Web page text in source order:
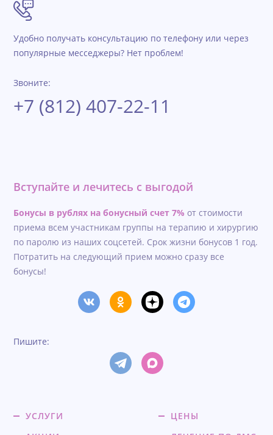
Удобно получать консультацию по телефону или через
популярные месседжеры? Нет проблем!
Звоните:
+7 (812) 407-22-11
Вступайте и лечитесь с выгодой
Бонусы в рублях на бонусный счет 7% от стоимости
приема всем участникам группы на терапию и хирургию
по паролю из наших соцсетей. Срок жизни бонусов 1 год.
Потратить на следующий прием можно сразу все
бонусы!
Пишите:
УСЛУГИ
ЦЕНЫ